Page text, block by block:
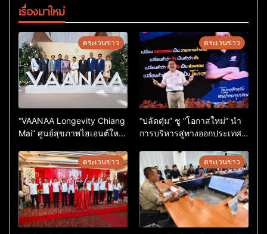
เรื่องมาใหม่
ตระเวนข่าว
“VAANAA Longevity Chiang
Mai” ศูนย์สุขภาพไฮเอนต์ใหญ่
ตระเวนข่าว
“ปลัดตุ๋ม” ชู “โอกาสใหม่” นำ
การบริหารสู่ทางออกประเทศ
ตระเวนข่าว ตระเวนข่าว